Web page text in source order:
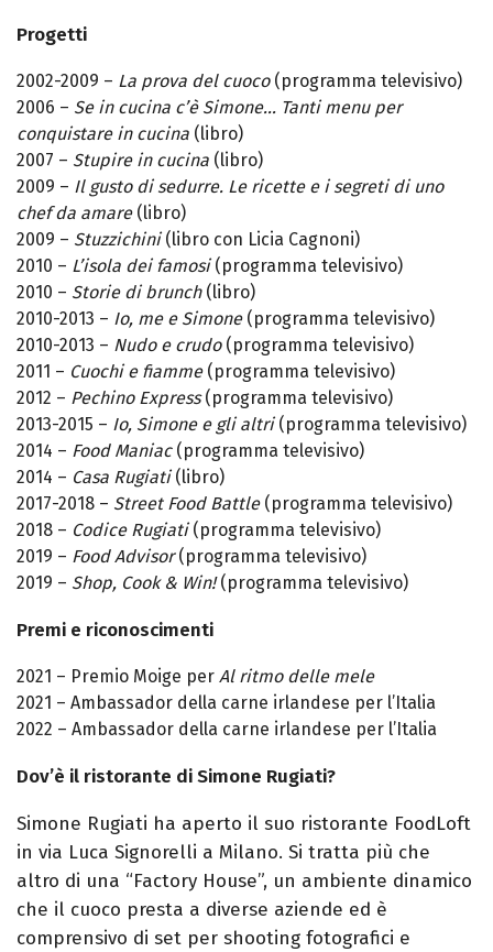
Progetti
2002-2009 – La prova del cuoco(programma televisivo)
2006 – Se in cucina c’è Simone… Tanti menu per
conquistare in cucina (libro)
2007 – Stupire in cucina (libro)
2009 – Il gusto di sedurre. Le ricette e i segreti di uno
chef da amare (libro)
2009 – Stuzzichini(libro con Licia Cagnoni)
2010 – L’isola dei famosi(programma televisivo)
2010 – Storie di brunch(libro)
2010-2013 – Io, me e Simone(programma televisivo)
2010-2013 – Nudo e crudo(programma televisivo)
2011 – Cuochi e fiamme(programma televisivo)
2012 – Pechino Express(programma televisivo)
2013-2015 – Io, Simone e gli altri(programma televisivo)
2014 – Food Maniac(programma televisivo)
2014 – Casa Rugiati(libro)
2017-2018 – Street Food Battle(programma televisivo)
2018 – Codice Rugiati(programma televisivo)
2019 – Food Advisor(programma televisivo)
2019 – Shop, Cook & Win!(programma televisivo)
Premi e riconoscimenti
2021 – Premio Moige per Al ritmo delle mele
2021 – Ambassador della carne irlandese per l’Italia
2022 – Ambassador della carne irlandese per l’Italia
Dov’è il ristorante di Simone Rugiati?
Simone Rugiati ha aperto il suo ristorante FoodLoft
in via Luca Signorelli a Milano. Si tratta più che
altro di una “Factory House”, un ambiente dinamico
che il cuoco presta a diverse aziende ed è
comprensivo di set per shooting fotografici e